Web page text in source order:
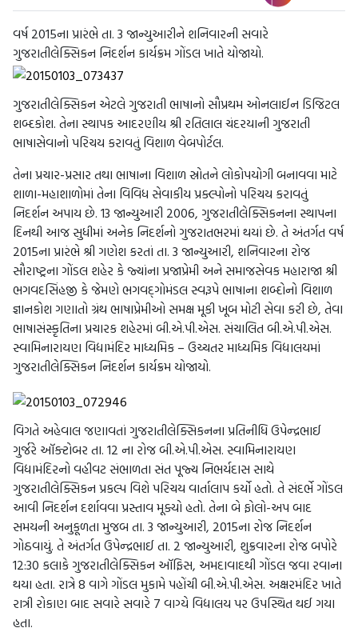
વર્ષ 2015ના પ્રારંભે તા. 3 જાન્યુઆરીને શનિવારની સવારે
ગુજરાતીલેક્સિકન નિદર્શન કાર્યક્રમ ગોંડલ ખાતે યોજાયો.
ગુજરાતીલેક્સિકન એટલે ગુજરાતી ભાષાનો સૌપ્રથમ ઓનલાઈન ડિજિટલ
શબ્દકોશ. તેના સ્થાપક આદરણીય શ્રી રતિલાલ ચંદરયાની ગુજરાતી
ભાષાસેવાનો પરિચય કરાવતું વિશાળ વેબપોર્ટલ.
તેના પ્રચાર-પ્રસાર તથા ભાષાના વિશાળ સ્રોતને લોકોપયોગી બનાવવા માટે
શાળા-મહાશાળોમાં તેના વિવિધ સેવાકીય પ્રક્લ્પોનો પરિચય કરાવતું
નિદર્શન અપાય છે. 13 જાન્યુઆરી 2006, ગુજરાતીલેક્સિકનના સ્થાપના
દિનથી આજ સુધીમાં અનેક નિદર્શનો ગુજરાતભરમાં થયાં છે. તે અંતર્ગત વર્ષ
2015ના પ્રારંભે શ્રી ગણેશ કરતાં તા. 3 જાન્યુઆરી, શનિવારના રોજ
સૌરાષ્ટ્રના ગોંડલ શહેર કે જ્યાંના પ્રજાપ્રેમી અને સમાજસેવક મહારાજા શ્રી
ભગવદસિંહજી કે જેમણે ભગવદ્ગોમંડલ સ્વરૂપે ભાષાના શબ્દોનો વિશાળ
જ્ઞાનકોશ ગણાતો ગ્રંથ ભાષાપ્રેમીઓ સમક્ષ મૂકી ખૂબ મોટી સેવા કરી છે, તેવા
ભાષાસંસ્કૃતિના પ્રચારક શહેરમાં બી.એ.પી.એસ. સંચાલિત બી.એ.પી.એસ.
સ્વામિનારાયણ વિદ્યામંદિર માધ્યમિક – ઉચ્ચતર માધ્યમિક વિદ્યાલયમાં
ગુજરાતીલેક્સિકન નિદર્શન કાર્યક્રમ યોજાયો.
વિગતે અહેવાલ જણાવતાં ગુજરાતીલેક્સિકનના પ્રતિનીધિ ઉપેન્દ્રભાઈ
ગુર્જરે ઑક્ટોબર તા. 12 ના રોજ બી.એ.પી.એસ. સ્વામિનારાયણ
વિદ્યામંદિરનો વહીવટ સંભાળતા સંત પૂજ્ય નિભર્યદાસ સાથે
ગુજરાતીલેક્સિકન પ્રકલ્પ વિશે પરિચય વાર્તાલાપ કર્યો હતો. તે સંદર્ભે ગોંડલ
આવી નિદર્શન દર્શાવવા પ્રસ્તાવ મૂક્યો હતો. તેના બે ફોલો-અપ બાદ
સમયની અનુકૂળતા મુજબ તા. 3 જાન્યુઆરી, 2015ના રોજ નિદર્શન
ગોઠવાયું. તે અંતર્ગત ઉપેન્દ્રભાઈ તા. 2 જાન્યુઆરી, શુક્રવારના રોજ બપોરે
12:30 કલાકે ગુજરાતીલેક્સિકન ઑફિસ, અમદાવાદથી ગોંડલ જવા રવાના
થયા હતા. રાત્રે 8 વાગે ગોંડલ મુકામે પહોંચી બી.એ.પી.એસ. અક્ષરમંદિર ખાતે
રાત્રી રોકાણ બાદ સવારે સવારે 7 વાગ્યે વિદ્યાલય પર ઉપસ્થિત થઈ ગયા
હતા.